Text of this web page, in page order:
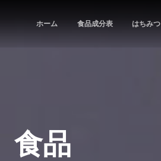
ホーム 食品成分表 はちみつ
食品